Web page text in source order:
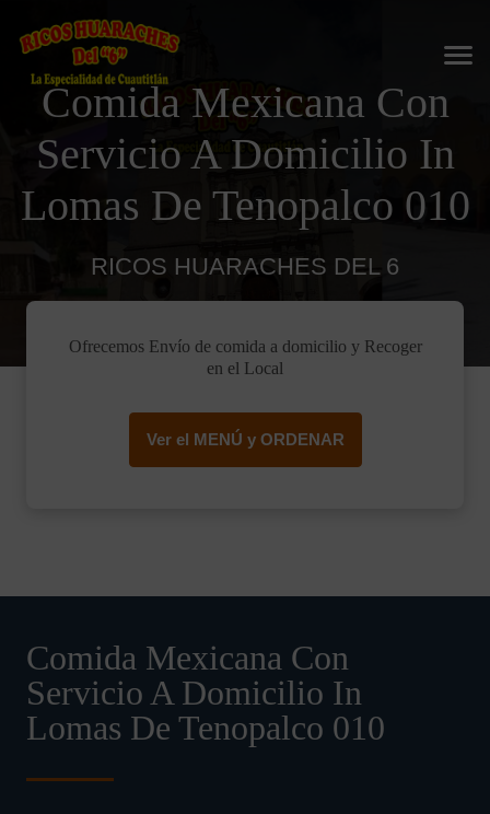
Comida Mexicana Con
Servicio A Domicilio In
Lomas De Tenopalco 010
RICOS HUARACHES DEL 6
Ofrecemos Envío de comida a domicilio y Recoger
en el Local
Ver el MENÚ y ORDENAR
Comida Mexicana Con
Servicio A Domicilio In
Lomas De Tenopalco 010